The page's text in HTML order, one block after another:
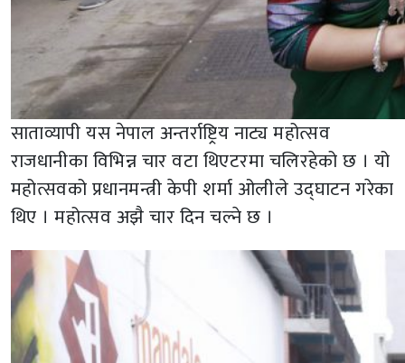
साताव्यापी यस नेपाल अन्तर्राष्ट्रिय नाट्य महोत्सव
राजधानीका विभिन्न चार वटा थिएटरमा चलिरहेको छ । यो
महोत्सवको प्रधानमन्त्री केपी शर्मा ओलीले उद्घाटन गरेका
थिए । महोत्सव अझै चार दिन चल्ने छ ।